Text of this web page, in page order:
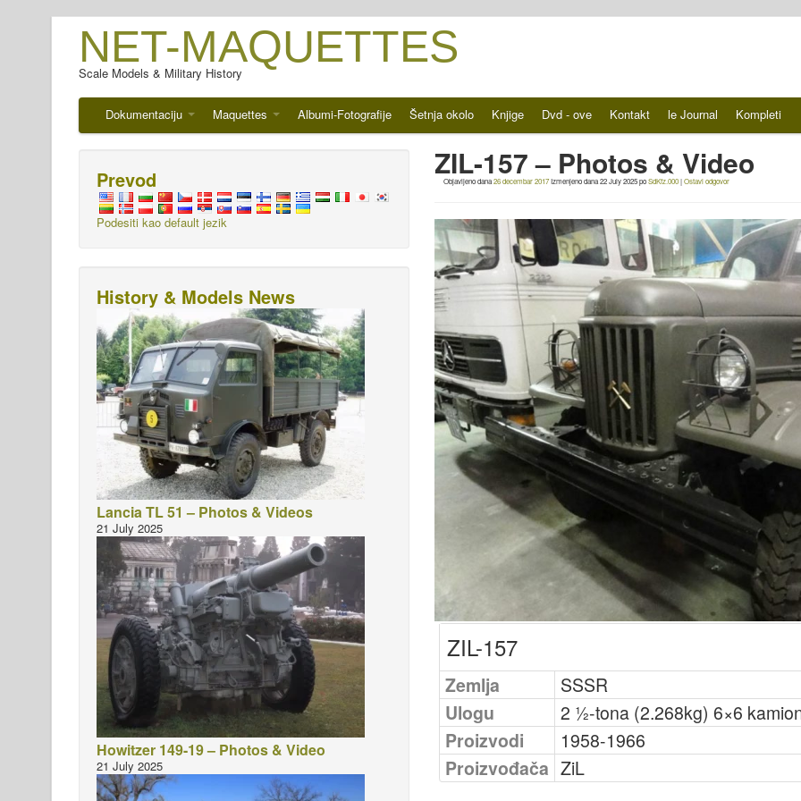
NET-MAQUETTES
Scale Models & Military History
Dokumentaciju Maquettes Albumi-Fotografije Šetnja okolo Knjige Dvd - ove Kontakt le Journal Kompleti
ZIL-157 – Photos & Video
Objavljeno dana26 decembar 2017Izmenjeno dana22 July 2025poSdKfz.000|Ostavi odgovor
ZIL-157
Zemlja
SSSR
Ulogu
2 1⁄2-tona (2.268kg) 6×6
Proizvodi
1958-1966
Proizvođača ZiL
Prevod
Podesiti kao default jezik
History & Models News
Lancia TL 51 – Photos & Videos
21 July 2025
Howitzer 149-19 – Photos & Video
21 July 2025